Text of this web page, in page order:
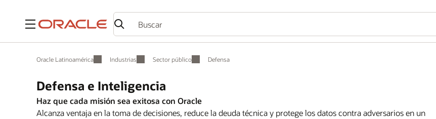
Menú
Oracle Latinoamérica Industrias Sector público Defensa
Defensa e Inteligencia
Haz que cada misión sea exitosa con Oracle
Alcanza ventaja en la toma de decisiones, reduce la deuda técnica y protege los datos contra adversarios en un